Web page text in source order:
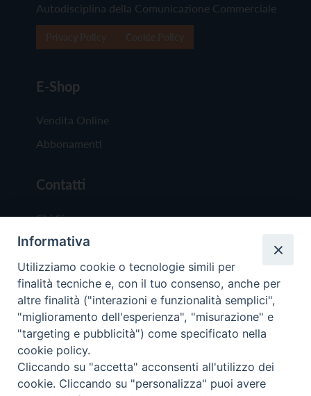
Autodisciplina della Comunicazione Commerciale
E-Shop
Vendita Online
Abbonamenti
Contatti
Chi Siamo
Redazione
Scrivici
Copyright © 2019 - Tutti i diritti riservati - Vita
Trentina Editrice
Informativa
Utilizziamo cookie o tecnologie simili per
finalità tecniche e, con il tuo consenso, anche per
altre finalità ("interazioni e funzionalità semplici",
"miglioramento dell'esperienza", "misurazione" e
"targeting e pubblicità") come specificato nella
cookie policy.
Cliccando su "accetta" acconsenti all'utilizzo dei
cookie. Cliccando su "personalizza" puoi avere